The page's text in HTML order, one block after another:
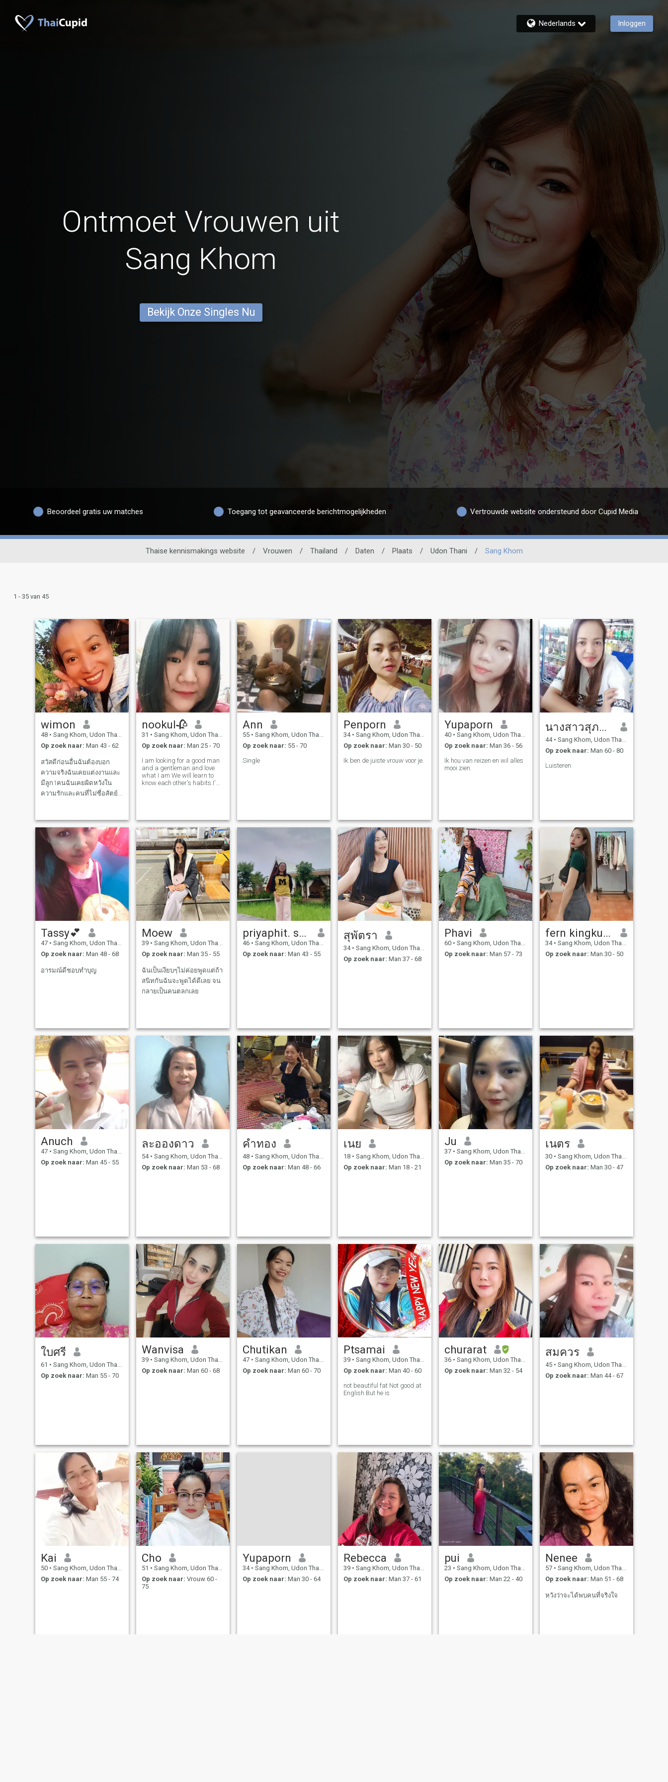
Nederlands Inloggen
Ontmoet Vrouwen uit
Sang Khom
Bekijk Onze Singles Nu
Beoordeel gratis uw matches Toegang tot geavanceerde berichtmogelijkheden Vertrouwde website ondersteund door Cupid Media
Thaise kennismakings website / Vrouwen / Thailand / Daten / Plaats / Udon Thani / Sang Khom
1 - 35 van 45
wimon
48 • Sang Khom, Udon Thani, Thailand
Op zoek naar: Man 43 - 62
สวัสดีก่อนอื่นฉันต้องบอก
ความจริงฉันเคยแต่งงานและ
มีลูก1คนฉันเคยผิดหวังใน
ความรักและคนที่ไม่ซื่อสัตย์
มาเล่นเกมส์เพื่อที่จะลอกไคร
ฉันขอเจอคนที่เข้าใจพร้อมจะ
ดูแลกันและกันไปไหนไปด้วย
กันมีอะไรให้หันหน้าคุ
nookul🥀
31 • Sang Khom, Udon Thani, Thailand
Op zoek naar: Man 25 - 70
I am looking for a good man
and a gentleman.and love
what I am We will learn to
know each other's habits.I'm
to learn If you open your
Ann
55 • Sang Khom, Udon Thani, Thailand
Op zoek naar: 55 - 70
Single
Penporn
34 • Sang Khom, Udon Thani, Thailand
Op zoek naar: Man 30 - 50
Ik ben de juiste vrouw voor je.
Yupaporn
40 • Sang Khom, Udon Thani, Thailand
Op zoek naar: Man 36 - 56
Ik hou van reizen en wil alles
mooi zien.
นางสาวสุภาวดี ยางขัน
44 • Sang Khom, Udon Thani, Thailand
Op zoek naar: Man 60 - 80
Luisteren
Tassy💕
47 • Sang Khom, Udon Thani, Thailand
Op zoek naar: Man 48 - 68
อารมณ์ดีชอบทำบุญ
Moew
39 • Sang Khom, Udon Thani, Thailand
Op zoek naar: Man 35 - 55
ฉันเป็นเงียบๆไม่ค่อยพูดแต่ถ้า
สนิทกันฉันจะพูดได้ดีเลย จน
กลายเป็นคนตลกเลย
priyaphit. seenoiprom
46 • Sang Khom, Udon Thani, Thailand
Op zoek naar: Man 43 - 55
สุพัตรา
34 • Sang Khom, Udon Thani, Thailand
Op zoek naar: Man 37 - 68
Phavi
60 • Sang Khom, Udon Thani, Thailand
Op zoek naar: Man 57 - 73
fern kingkusuma
34 • Sang Khom, Udon Thani, Thailand
Op zoek naar: Man 30 - 50
Anuch
47 • Sang Khom, Udon Thani, Thailand
Op zoek naar: Man 45 - 55
ละอองดาว
54 • Sang Khom, Udon Thani, Thailand
Op zoek naar: Man 53 - 68
คําทอง
48 • Sang Khom, Udon Thani, Thailand
Op zoek naar: Man 48 - 66
เนย
18 • Sang Khom, Udon Thani, Thailand
Op zoek naar: Man 18 - 21
Ju
37 • Sang Khom, Udon Thani, Thailand
Op zoek naar: Man 35 - 70
เนตร
30 • Sang Khom, Udon Thani, Thailand
Op zoek naar: Man 30 - 47
ใบศรี
61 • Sang Khom, Udon Thani, Thailand
Op zoek naar: Man 55 - 70
Wanvisa
39 • Sang Khom, Udon Thani, Thailand
Op zoek naar: Man 60 - 68
Chutikan
47 • Sang Khom, Udon Thani, Thailand
Op zoek naar: Man 60 - 70
Ptsamai
39 • Sang Khom, Udon Thani, Thailand
Op zoek naar: Man 40 - 60
not beautiful fat Not good at
English But he is
churarat
36 • Sang Khom, Udon Thani, Thailand
Op zoek naar: Man 32 - 54
สมควร
45 • Sang Khom, Udon Thani, Thailand
Op zoek naar: Man 44 - 67
Kai
50 • Sang Khom, Udon Thani, Thailand
Op zoek naar: Man 55 - 74
Cho
51 • Sang Khom, Udon Thani, Thailand
Op zoek naar: Vrouw 60 -
75
Yupaporn
34 • Sang Khom, Udon Thani, Thailand
Op zoek naar: Man 30 - 64
Rebecca
39 • Sang Khom, Udon Thani, Thailand
Op zoek naar: Man 37 - 61
pui
23 • Sang Khom, Udon Thani, Thailand
Op zoek naar: Man 22 - 40
Nenee
57 • Sang Khom, Udon Thani, Thailand
Op zoek naar: Man 51 - 68
หวังว่าจะได้พบคนที่จริงใจ